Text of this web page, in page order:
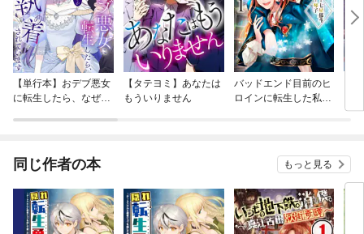
【単行本】おデブ悪女
に転生したら、なぜか
【タテヨミ】あなたは
もういりません
バッドエンド目前のヒ
ロインに転生した私、
同じ作者の本 もっと見る